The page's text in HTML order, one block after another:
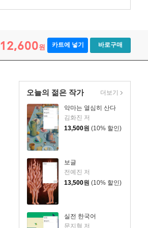
12,600원 카트에 넣기 바로구매
오늘의 젊은 작가
악마는 열심히 산다
김화진 저
13,500원 (10% 할인)
보글
전예진 저
13,500원 (10% 할인)
실전 한국어
문지혁 저
더보기